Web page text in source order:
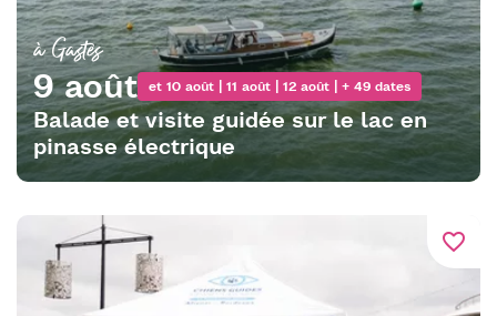
à Gastes
9 août et 10 août | 11 août | 12 août | + 49 dates
Balade et visite guidée sur le lac en
pinasse électrique
favorite_border